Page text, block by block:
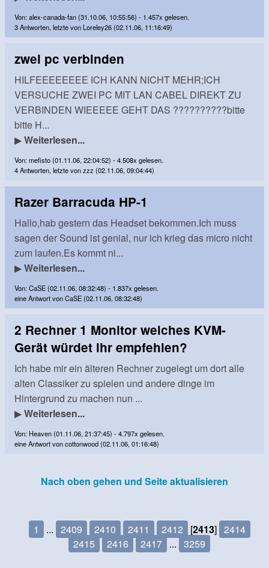
Von: alex-canada-fan (31.10.06, 10:55:56) - 1.457x gelesen.
3 Antworten, letzte von Loreley26 (02.11.06, 11:16:49)
zwei pc verbinden
HILFEEEEEEEE ICH KANN NICHT MEHR;ICH
VERSUCHE ZWEI PC MIT LAN CABEL DIREKT ZU
VERBINDEN WIEEEEE GEHT DAS ??????????bitte
bitte H...
▶Weiterlesen...
Von: mefisto (01.11.06, 22:04:52) - 4.508x gelesen.
4 Antworten, letzte von zzz (02.11.06, 09:04:44)
Razer Barracuda HP-1
Hallo,hab gestern das Headset bekommen.Ich muss
sagen der Sound ist genial, nur ich krieg das micro nicht
zum laufen.Es kommt ni...
▶Weiterlesen...
Von: CaSE (02.11.06, 08:32:48) - 1.837x gelesen.
eine Antwort von CaSE (02.11.06, 08:32:48)
2 Rechner 1 Monitor welches KVM-
Gerät würdet ihr empfehlen?
Ich habe mir ein älteren Rechner zugelegt um dort alle
alten Classiker zu spielen und andere dinge im
Hintergrund zu machen nun ...
▶Weiterlesen...
Von: Heaven (01.11.06, 21:37:45) - 4.797x gelesen.
eine Antwort von cottonwood (02.11.06, 01:16:48)
Nach oben gehen und Seite aktualisieren
1 ... 2409 2410 2411 2412 [2413] 2414
2415
2416 2417 ... 3259